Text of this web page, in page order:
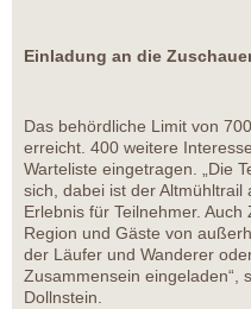
Einladung an die
Das behördliche Limit von
erreicht. 400 weitere
Warteliste eingetragen. „Die
sich, dabei ist der
Erlebnis für Teilnehmer.
Region und Gäste von
der Läufer und Wanderer
Zusammensein eingeladen“,
Dollnstein.